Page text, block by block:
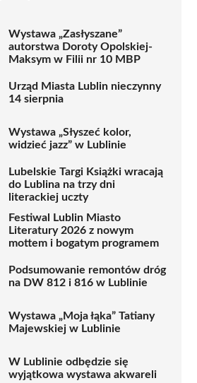
Wystawa „Zasłyszane”
autorstwa Doroty Opolskiej-
Maksym w Filii nr 10 MBP
Urząd Miasta Lublin nieczynny
14 sierpnia
Wystawa „Słyszeć kolor,
widzieć jazz” w Lublinie
Lubelskie Targi Książki wracają
do Lublina na trzy dni
literackiej uczty
Festiwal Lublin Miasto
Literatury 2026 z nowym
mottem i bogatym programem
Podsumowanie remontów dróg
na DW 812 i 816 w Lublinie
Wystawa „Moja łąka” Tatiany
Majewskiej w Lublinie
W Lublinie odbędzie się
wyjątkowa wystawa akwareli